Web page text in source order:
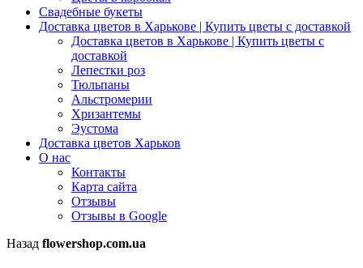
Свадебные букеты
Доставка цветов в Харькове | Купить цветы с доставкой
Доставка цветов в Харькове | Купить цветы с
доставкой
Лепестки роз
Тюльпаны
Альстромерии
Хризантемы
Эустома
Доставка цветов Харьков
О нас
Контакты
Карта сайта
Отзывы
Отзывы в Google
Назад flowershop.com.ua